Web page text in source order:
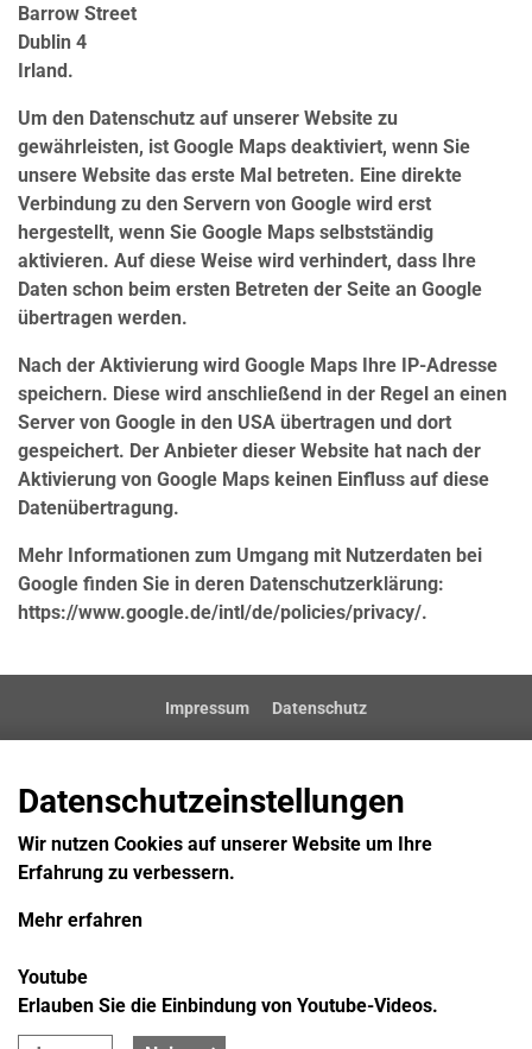
Barrow Street
Dublin 4
Irland.
Um den Datenschutz auf unserer Website zu
gewährleisten, ist Google Maps deaktiviert, wenn Sie
unsere Website das erste Mal betreten. Eine direkte
Verbindung zu den Servern von Google wird erst
hergestellt, wenn Sie Google Maps selbstständig
aktivieren. Auf diese Weise wird verhindert, dass Ihre
Daten schon beim ersten Betreten der Seite an Google
übertragen werden.
Nach der Aktivierung wird Google Maps Ihre IP-Adresse
speichern. Diese wird anschließend in der Regel an einen
Server von Google in den USA übertragen und dort
gespeichert. Der Anbieter dieser Website hat nach der
Aktivierung von Google Maps keinen Einfluss auf diese
Datenübertragung.
Mehr Informationen zum Umgang mit Nutzerdaten bei
Google finden Sie in deren Datenschutzerklärung:
https://www.google.de/intl/de/policies/privacy/.
Impressum Datenschutz
Datenschutzeinstellungen
Wir nutzen Cookies auf unserer Website um Ihre
Erfahrung zu verbessern.
Mehr erfahren
Youtube
Erlauben Sie die Einbindung von Youtube-Videos.